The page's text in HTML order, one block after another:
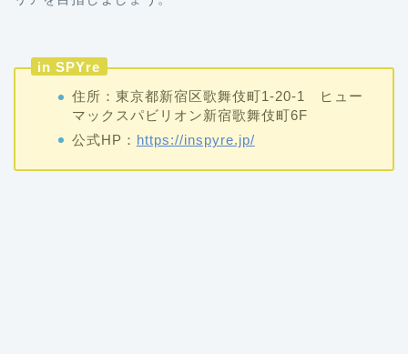
in SPYre
住所：東京都新宿区歌舞伎町1-20-1 ヒュー
マックスパビリオン新宿歌舞伎町6F
公式HP： https://inspyre.jp/